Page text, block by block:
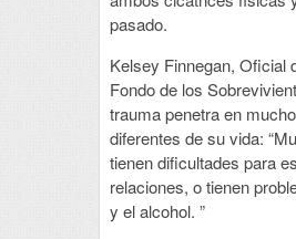
pasado.
Kelsey Finnegan, Oficial
Fondo de los
trauma penetra en
diferentes de su vida:
tienen dificultades para
relaciones, o tienen
y el alcohol. ”